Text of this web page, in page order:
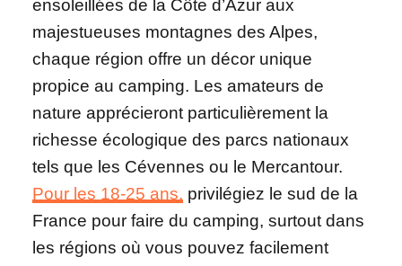
ensoleillées de la Côte d’Azur aux
majestueuses montagnes des Alpes,
chaque région offre un décor unique
propice au camping. Les amateurs de
nature apprécieront particulièrement la
richesse écologique des parcs nationaux
tels que les Cévennes ou le Mercantour.
Pour les 18-25 ans, privilégiez le sud de la
France pour faire du camping, surtout dans
les régions où vous pouvez facilement